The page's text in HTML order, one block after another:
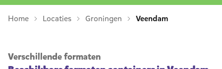
Home Locaties Groningen Veendam
Verschillende formaten